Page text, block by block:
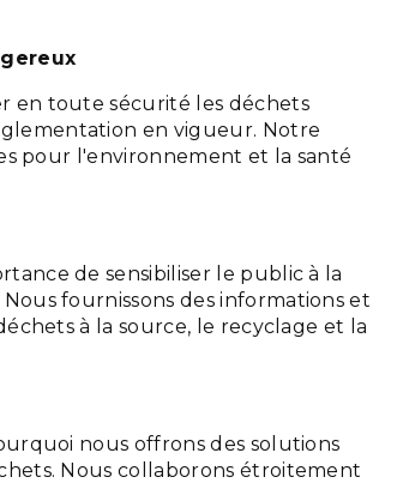
en toute sécurité les déchets
en vigueur. Notre
pour l'environnement et la santé
de sensibiliser le public à la
fournissons des informations et
à la source, le recyclage et la
nous offrons des solutions
Nous collaborons étroitement